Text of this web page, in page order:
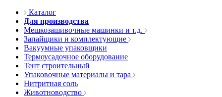
Каталог
Для производства
Мешкозашивочные машинки и т.д.
Запайщики и комплектующие
Вакуумные упаковщики
Термоусадочное оборудование
Тент строительный
Упаковочные материалы и тара
Нитритная соль
Животноводство